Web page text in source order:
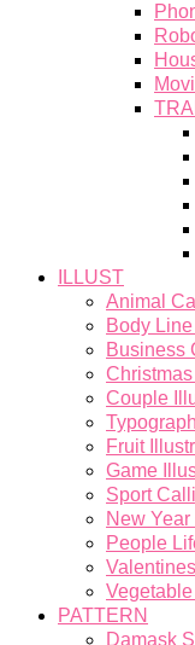
ILLUST
Animal
Body
Business
Christmas
Couple
Fruit
Game
Sport
New Year
People
PATTERN
Damask